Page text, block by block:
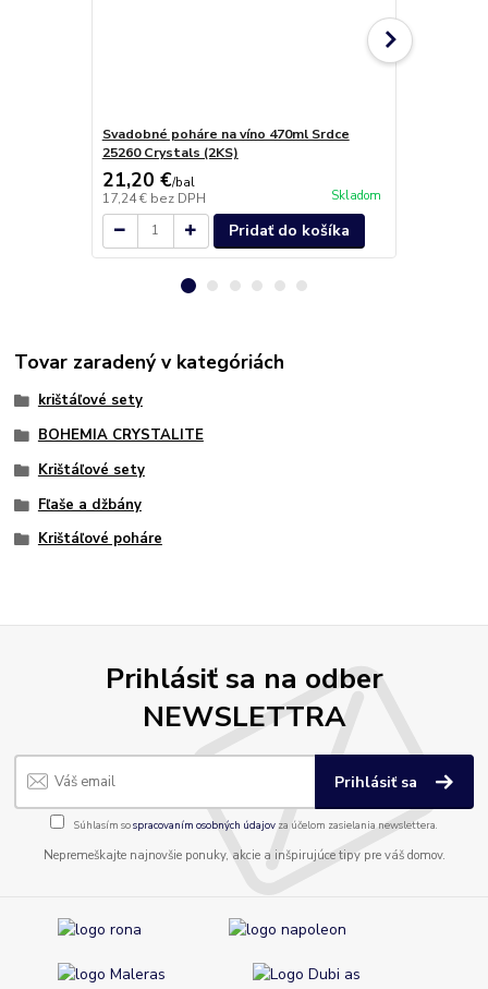
Svadobné poháre na víno 470ml Srdce
25260 Crystals (2KS)
21,20 €/bal
17,24 € bez DPH Skladom
Pridať do košíka
Tovar zaradený v kategóriách
krištáľové sety
BOHEMIA CRYSTALITE
Krištáľové sety
Fľaše a džbány
Krištáľové poháre
Prihlásiť sa na odber
NEWSLETTRA
Prihlásiť sa
Súhlasím sospracovaním osobných údajov za účelom zasielania newslettera.
Nepremeškajte najnovšie ponuky, akcie a inšpirujúce tipy pre váš domov.